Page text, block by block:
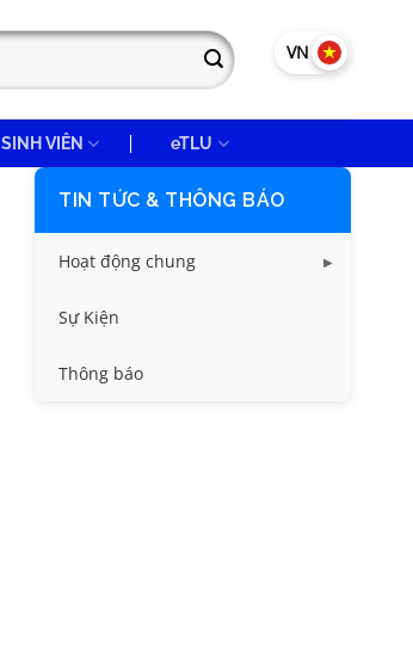
VN EN
SINH VIÊN eTLU
TIN TỨC & THÔNG BÁO
Hoạt động chung
Tin công tác sinh viên
Tin đào tạo
Sự Kiện
Thông báo